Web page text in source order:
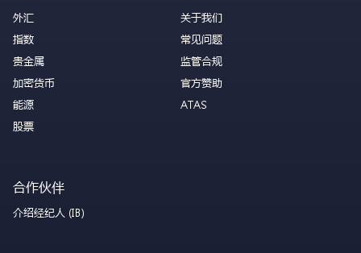
外汇
指数
贵金属
加密货币
能源
股票
关于我们
常见问题
监管合规
官方赞助
ATAS
合作伙伴
介绍经纪人 (IB)